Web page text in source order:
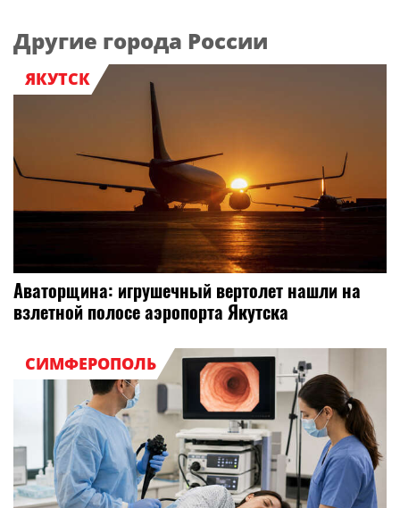
Другие города России
ЯКУТСК
Аваторщина: игрушечный вертолет нашли на
взлетной полосе аэропорта Якутска
СИМФЕРОПОЛЬ